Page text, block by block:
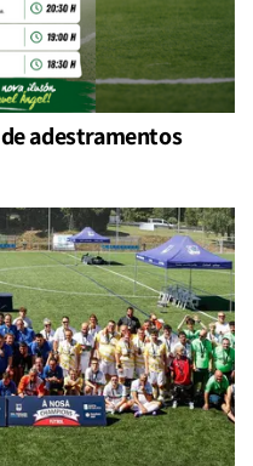
adestramentos